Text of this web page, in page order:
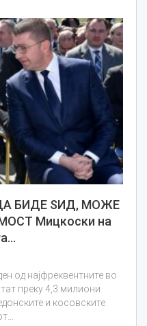
БИДЕ ЅИД, МОЖЕ
Мицкоски на
од најфреквентните во
преку 4,3 милиони
и косовските